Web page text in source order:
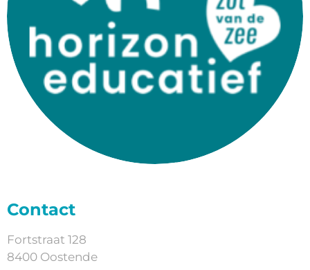
Contact
Fortstraat 128
8400 Oostende